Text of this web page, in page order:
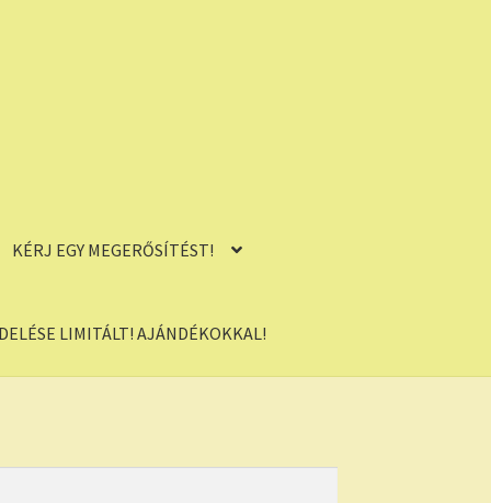
KÉRJ EGY MEGERŐSÍTÉST!
LIMITÁLT! AJÁNDÉKOKKAL!